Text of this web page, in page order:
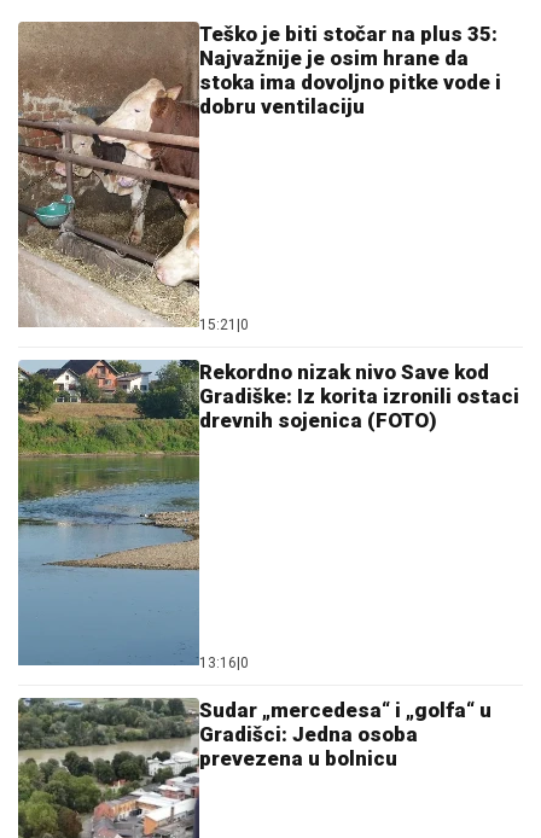
Teško je biti stočar na plus 35:
Najvažnije je osim hrane da
stoka ima dovoljno pitke vode i
dobru ventilaciju
15:21 0
Rekordno nizak nivo Save kod
Gradiške: Iz korita izronili ostaci
drevnih sojenica (FOTO)
13:16 0
Sudar „mercedesa“ i „golfa“ u
Gradišci: Jedna osoba
prevezena u bolnicu